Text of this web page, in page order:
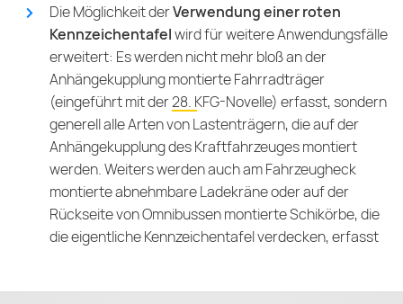
Die Möglichkeit derVerwendung einer roten
Kennzeichentafelwird für weitere Anwendungsfälle
erweitert: Es werden nicht mehr bloß an der
Anhängekupplung montierte Fahrradträger
(eingeführt mit der28. KFG-Novelle) erfasst, sondern
generell alle Arten von Lastenträgern, die auf der
Anhängekupplung des Kraftfahrzeuges montiert
werden. Weiters werden auch am Fahrzeugheck
montierte abnehmbare Ladekräne oder auf der
Rückseite von Omnibussen montierte Schikörbe, die
die eigentliche Kennzeichentafel verdecken, erfasst